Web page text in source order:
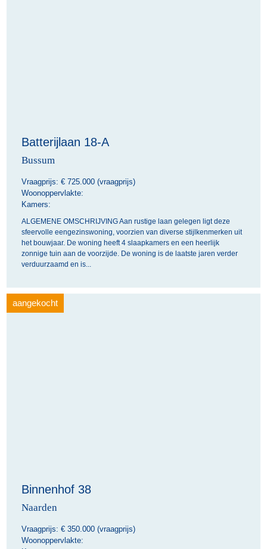
Batterijlaan 18-A
Bussum
Vraagprijs: € 725.000 (vraagprijs)
Woonoppervlakte:
Kamers:
ALGEMENE OMSCHRIJVING Aan rustige laan gelegen ligt deze
sfeervolle eengezinswoning, voorzien van diverse stijlkenmerken uit
het bouwjaar. De woning heeft 4 slaapkamers en een heerlijk
zonnige tuin aan de voorzijde. De woning is de laatste jaren verder
verduurzaamd en is...
aangekocht
Binnenhof 38
Naarden
Vraagprijs: € 350.000 (vraagprijs)
Woonoppervlakte: